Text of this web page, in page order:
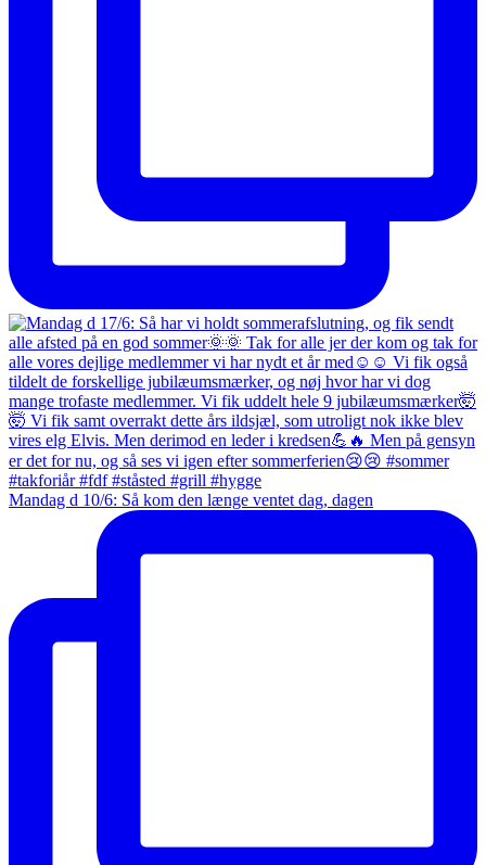
Mandag d 10/6: Så kom den længe ventet dag, dagen